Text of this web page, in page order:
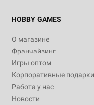
HOBBY GAMES
О магазине
Франчайзинг
Игры оптом
Корпоративные подарки
Работа у нас
Новости